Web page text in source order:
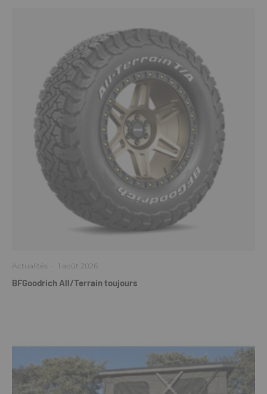
Actualités · 1 août 2026
BFGoodrich All/Terrain toujours